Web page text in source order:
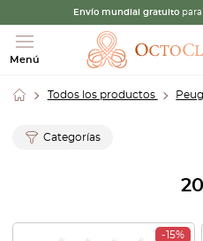
Envío mundial gratuito
Menú
Todos los productos
Categorías
-15%